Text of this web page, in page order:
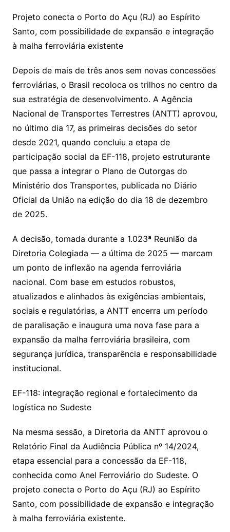
Projeto conecta o Porto do Açu (RJ) ao Espírito
Santo, com possibilidade de expansão e integração
à malha ferroviária existente
Depois de mais de três anos sem novas concessões
ferroviárias, o Brasil recoloca os trilhos no centro da
sua estratégia de desenvolvimento. A Agência
Nacional de Transportes Terrestres (ANTT) aprovou,
no último dia 17, as primeiras decisões do setor
desde 2021, quando concluiu a etapa de
participação social da EF-118, projeto estruturante
que passa a integrar o Plano de Outorgas do
Ministério dos Transportes, publicada no Diário
Oficial da União na edição do dia 18 de dezembro
de 2025.
A decisão, tomada durante a 1.023ª Reunião da
Diretoria Colegiada — a última de 2025 — marcam
um ponto de inflexão na agenda ferroviária
nacional. Com base em estudos robustos,
atualizados e alinhados às exigências ambientais,
sociais e regulatórias, a ANTT encerra um período
de paralisação e inaugura uma nova fase para a
expansão da malha ferroviária brasileira, com
segurança jurídica, transparência e responsabilidade
institucional.
EF-118: integração regional e fortalecimento da
logística no Sudeste
Na mesma sessão, a Diretoria da ANTT aprovou o
Relatório Final da Audiência Pública nº 14/2024,
etapa essencial para a concessão da EF-118,
conhecida como Anel Ferroviário do Sudeste. O
projeto conecta o Porto do Açu (RJ) ao Espírito
Santo, com possibilidade de expansão e integração
à malha ferroviária existente.